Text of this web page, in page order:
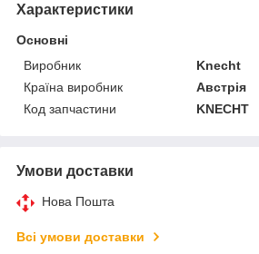
Характеристики
Основні
Виробник
Knecht
Країна виробник
Австрія
Код запчастини
KNECHT
Умови доставки
Нова Пошта
Всі умови доставки